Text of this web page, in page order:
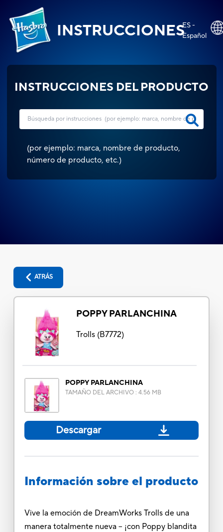
INSTRUCCIONESES -
Español
INSTRUCCIONES DEL PRODUCTO
(por ejemplo: marca, nombre de producto,
número de producto, etc.)
ATRÁS
POPPY PARLANCHINA
Trolls(B7772)
POPPY PARLANCHINA
TAMAÑO DEL ARCHIVO: 4.56 MB
Descargar
Información sobre el producto
Vive la emoción de DreamWorks Trolls de una
manera totalmente nueva -- ¡con Poppy blandita